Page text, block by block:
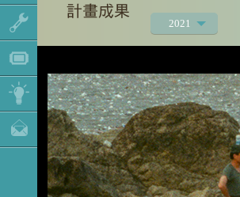
2021
2020
2019
2018
2017
2016
2015